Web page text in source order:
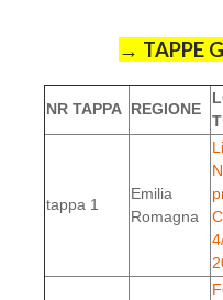
→ TAPPE
NR TAPPA REGIONE
tappa 1
Emilia
Romagna